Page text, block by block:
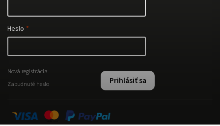
Heslo
Prihlásiť sa
Nová registrácia
Zabudnuté heslo